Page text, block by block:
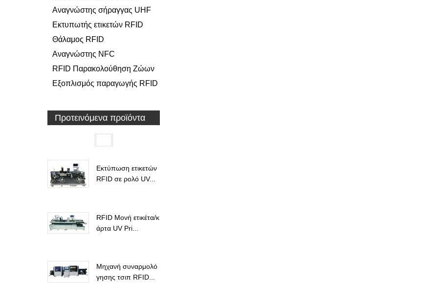
Αναγνώστης σήραγγας UHF
Εκτυπωτής ετικετών RFID
Θάλαμος RFID
Αναγνώστης NFC
RFID Παρακολούθηση Ζώων
Εξοπλισμός παραγωγής RFID
Προτεινόμενα προϊόντα
Εκτύπωση ετικετών
RFID σε ρολό UV...
RFID Μονή ετικέτα/κ
άρτα UV Pri...
Μηχανή συναρμολό
γησης τσιπ RFID...